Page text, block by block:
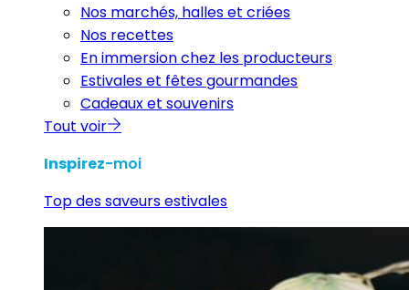
Nos marchés, halles et criées
Nos recettes
En immersion chez les producteurs
Estivales et fêtes gourmandes
Cadeaux et souvenirs
Tout voir
Inspirez-moi
Top des saveurs estivales